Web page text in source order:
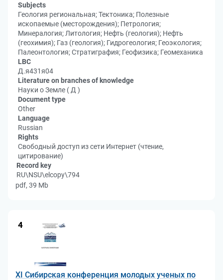
Subjects
Геология региональная; Тектоника; Полезные
ископаемые (месторождения); Петрология;
Минералогия; Литология; Нефть (геология); Нефть
(геохимия); Газ (геология); Гидрогеология; Геоэкология;
Палеонтология; Стратиграфия; Геофизика; Геомеханика
LBC
Д.я431я04
Literature on branches of knowledge
Науки о Земле ( Д )
Document type
Other
Language
Russian
Rights
Свободный доступ из сети Интернет (чтение,
цитирование)
Record key
RU\NSU\elcopy\794
pdf, 39 Mb
4
XI Сибирская конференция молодых ученых по